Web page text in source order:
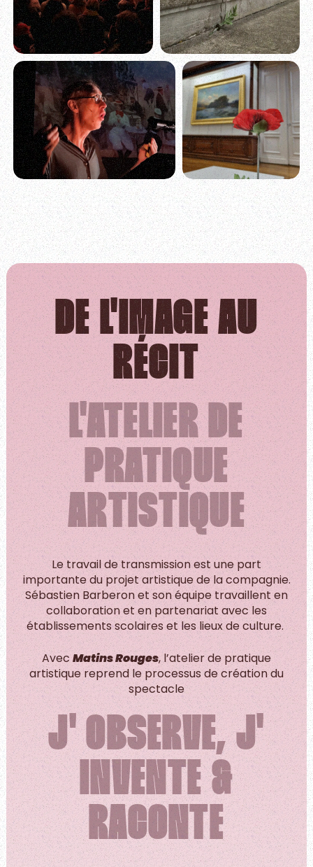
DE L'IMAGE AU
RÉCIT
L'ATELIER DE
PRATIQUE
ARTISTIQUE
Le travail de transmission est une part
importante du projet artistique de la compagnie.
Sébastien Barberon et son équipe travaillent en
collaboration et en partenariat avec les
établissements scolaires et les lieux de culture.
Avec Matins Rouges, l’atelier de pratique
artistique reprend le processus de création du
spectacle
J' OBSERVE, J'
INVENTE &
RACONTE